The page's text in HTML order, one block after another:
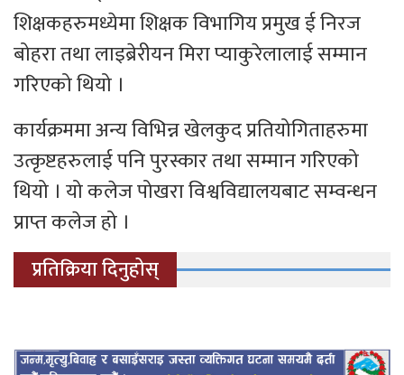
शिक्षकहरुमध्येमा शिक्षक विभागिय प्रमुख ई निरज
बोहरा तथा लाइब्रेरीयन मिरा प्याकुरेलालाई सम्मान
गरिएको थियो ।
कार्यक्रममा अन्य विभिन्न खेलकुद प्रतियोगिताहरुमा
उत्कृष्टहरुलाई पनि पुरस्कार तथा सम्मान गरिएको
थियो । यो कलेज पोखरा विश्वविद्यालयबाट सम्वन्धन
प्राप्त कलेज हो ।
प्रतिक्रिया दिनुहोस्